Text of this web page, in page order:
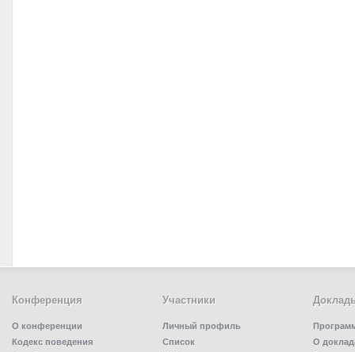
Конференция
О конференции
Кодекс поведения
Участники
Личный профиль
Список
О